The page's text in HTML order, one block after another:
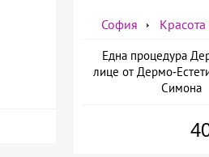
София
Една процедура
лице от Дермо-
Симона